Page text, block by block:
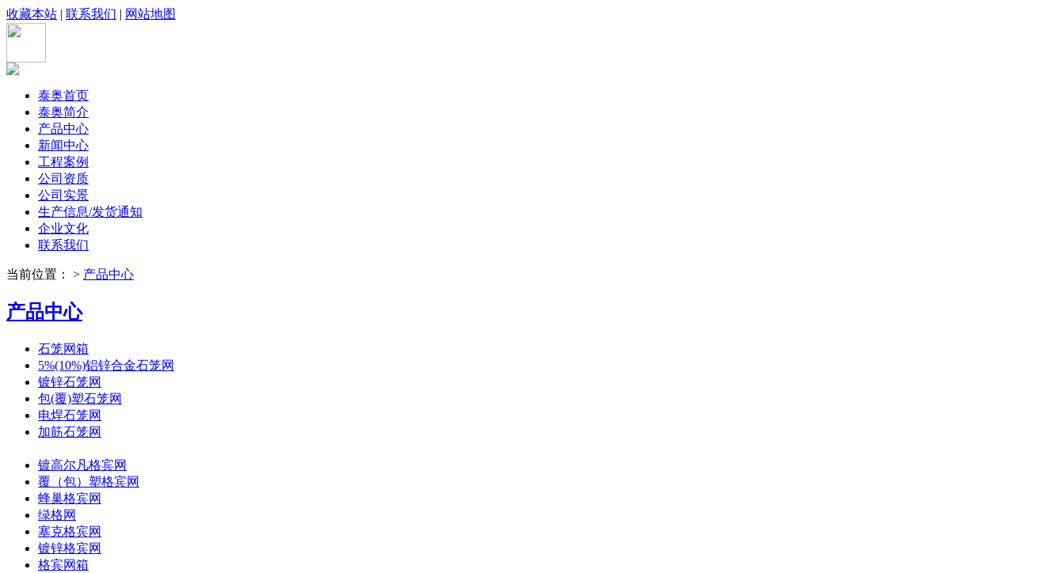
收藏本站 | 联系我们 | 网站地图
泰奥首页
泰奥简介
产品中心
新闻中心
工程案例
公司资质
公司实景
生产信息/发货通知
企业文化
联系我们
当前位置： > 产品中心
产品中心
石笼网箱
5%(10%)铝锌合金石笼网
镀锌石笼网
包(覆)塑石笼网
电焊石笼网
加筋石笼网
镀高尔凡格宾网
覆（包）塑格宾网
蜂巢格宾网
绿格网
塞克格宾网
镀锌格宾网
格宾网箱